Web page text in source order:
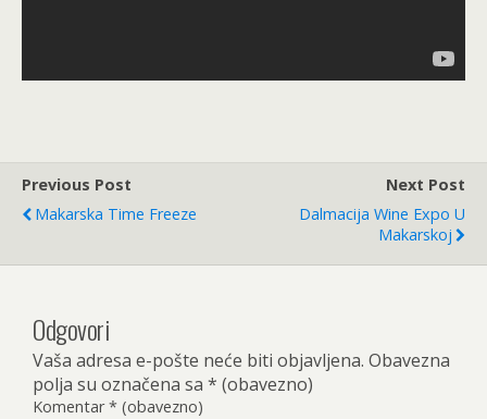
Previous Post
Makarska Time Freeze
Next Post
Dalmacija Wine Expo U
Makarskoj
Odgovori
Vaša adresa e-pošte neće biti objavljena. Obavezna
polja su označena sa * (obavezno)
Komentar* (obavezno)